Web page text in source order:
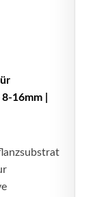
16mm |